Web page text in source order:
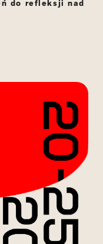
do refleksji nad